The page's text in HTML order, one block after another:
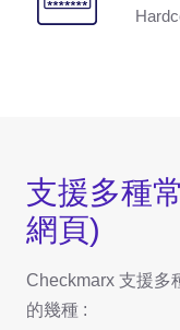
支援多種
網頁)
Checkmarx 支援多
的幾種 :